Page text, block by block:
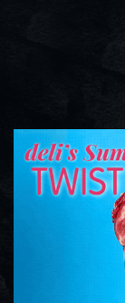
/ שירותים